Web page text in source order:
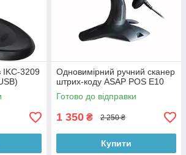
IKC-3209
Одновимірний ручний сканер
штрих-коду ASAP POS E10
Готово до відправки
1 350 ₴ 2 250 ₴
Купити